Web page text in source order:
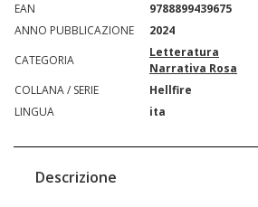
EAN
9788899439675
ANNO PUBBLICAZIONE
2024
CATEGORIA
Letteratura
Narrativa Rosa
COLLANA / SERIE
Hellfire
LINGUA
ita
Descrizione